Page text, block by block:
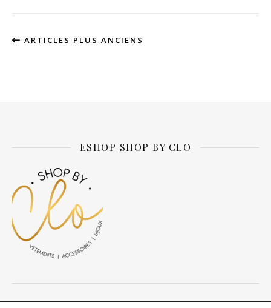
ARTICLES PLUS ANCIENS
ESHOP SHOP BY CLO